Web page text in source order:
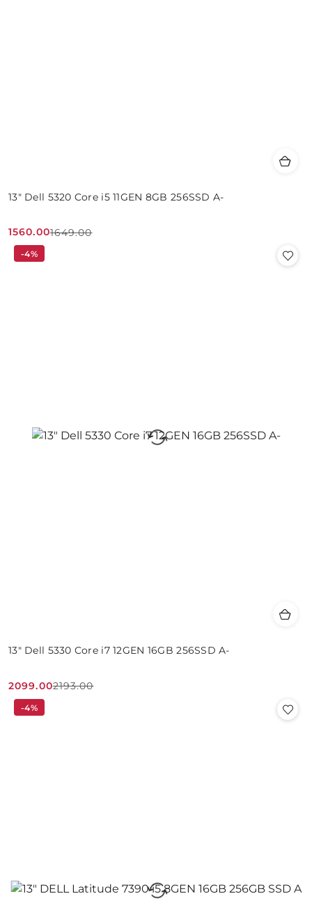
13" Dell 5320 Core i5 11GEN 8GB 256SSD A-
Cena
promocyjna:
1560.00
Cena
przed
1649.00
13" Dell 5330 Core i7 12GEN 16GB 256SSD A-
Cena
promocyjna:
2099.00
Cena
przed
2193.00
-4%
-4%